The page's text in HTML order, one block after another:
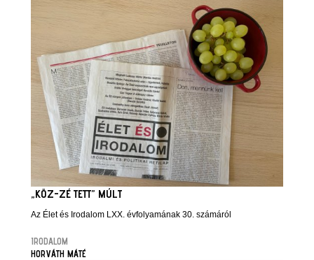
„KÖZ-ZÉ TETT” MÚLT
Az Élet és Irodalom LXX. évfolyamának 30. számáról
IRODALOM
HORVÁTH MÁTÉ